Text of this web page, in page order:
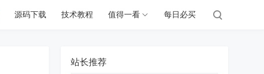
源码下载 技术教程 值得一看 每日必买
站长推荐